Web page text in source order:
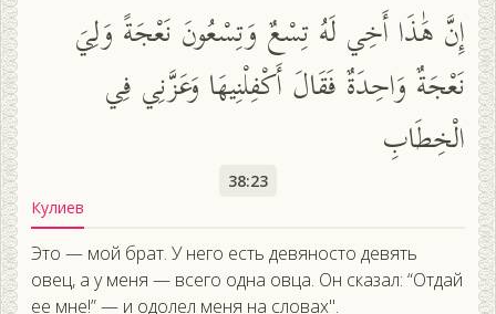
إِنَّ هَٰذَا أَخِي لَهُ تِسْعٌ وَتِسْعُونَ نَعْجَةً وَلِيَ
نَعْجَةٌ وَاحِدَةٌ فَقَالَ أَكْفِلْنِيهَا وَعَزَّنِي فِي
الْخِطَابِ
38:23
Кулиев
Это — мой брат. У него есть девяносто девять
овец, а у меня — всего одна овца. Он сказал: “Отдай
ее мне!” — и одолел меня на словах".